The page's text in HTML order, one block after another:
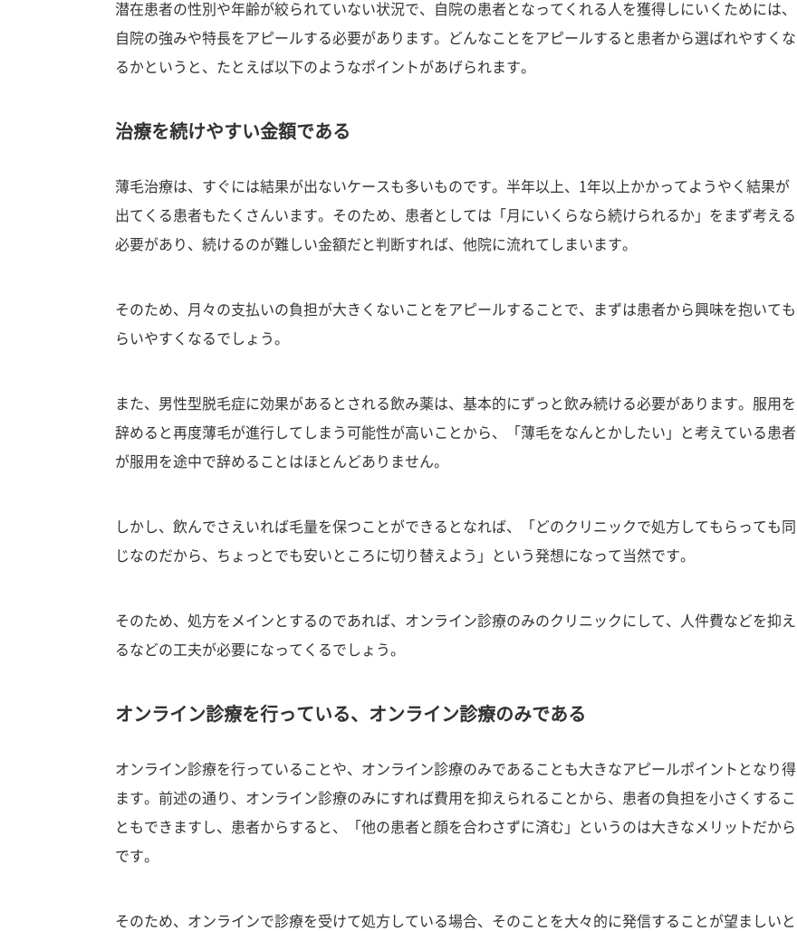
潜在患者の性別や年齢が絞られていない状況で、自院の患者となってくれる人を獲得しにいくためには、
自院の強みや特長をアピールする必要があります。どんなことをアピールすると患者から選ばれやすくな
るかというと、たとえば以下のようなポイントがあげられます。
治療を続けやすい金額である
薄毛治療は、すぐには結果が出ないケースも多いものです。半年以上、1年以上かかってようやく結果が
出てくる患者もたくさんいます。そのため、患者としては「月にいくらなら続けられるか」をまず考える
必要があり、続けるのが難しい金額だと判断すれば、他院に流れてしまいます。
そのため、月々の支払いの負担が大きくないことをアピールすることで、まずは患者から興味を抱いても
らいやすくなるでしょう。
また、男性型脱毛症に効果があるとされる飲み薬は、基本的にずっと飲み続ける必要があります。服用を
辞めると再度薄毛が進行してしまう可能性が高いことから、「薄毛をなんとかしたい」と考えている患者
が服用を途中で辞めることはほとんどありません。
しかし、飲んでさえいれば毛量を保つことができるとなれば、「どのクリニックで処方してもらっても同
じなのだから、ちょっとでも安いところに切り替えよう」という発想になって当然です。
そのため、処方をメインとするのであれば、オンライン診療のみのクリニックにして、人件費などを抑え
るなどの工夫が必要になってくるでしょう。
オンライン診療を行っている、オンライン診療のみである
オンライン診療を行っていることや、オンライン診療のみであることも大きなアピールポイントとなり得
ます。前述の通り、オンライン診療のみにすれば費用を抑えられることから、患者の負担を小さくするこ
ともできますし、患者からすると、「他の患者と顔を合わさずに済む」というのは大きなメリットだから
です。
そのため、オンラインで診療を受けて処方している場合、そのことを大々的に発信することが望ましいと